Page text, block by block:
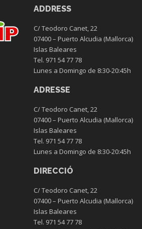
ADDRESS
C/ Teodoro Canet, 22
07400 – Puerto Alcudia (Mallorca)
Islas Baleares
Tel. 971 54 77 78
Lunes a Domingo de 8:30-20:45h
ADRESSE
C/ Teodoro Canet, 22
07400 – Puerto Alcudia (Mallorca)
Islas Baleares
Tel. 971 54 77 78
Lunes a Domingo de 8:30-20:45h
DIRECCIÓ
C/ Teodoro Canet, 22
07400 – Puerto Alcudia (Mallorca)
Islas Baleares
Tel. 971 54 77 78